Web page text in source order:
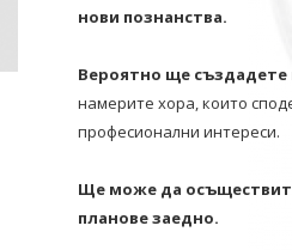
нови познанства.
Вероятно ще създадете
намерите хора, които
професионални интереси.
Ще може да
планове заедно.